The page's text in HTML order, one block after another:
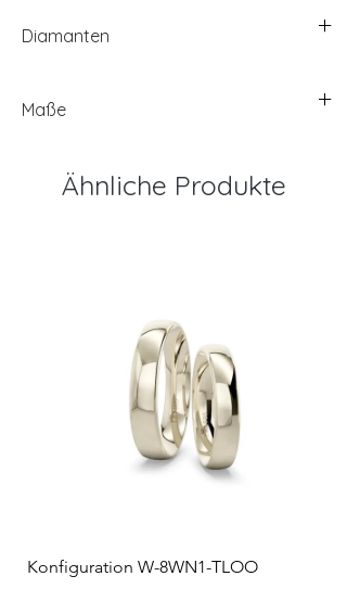
Diamanten
Maße
Ähnliche Produkte
Konfiguration W-8WN1-TLOO